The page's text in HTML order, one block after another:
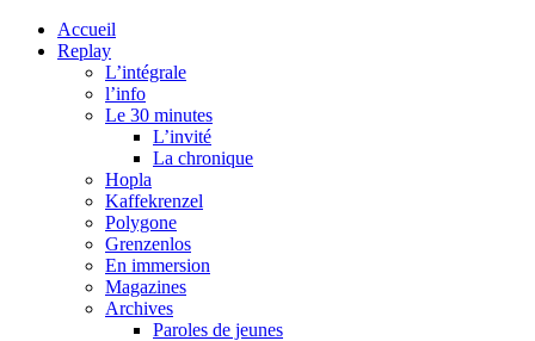
Accueil
Replay
L’intégrale
l’info
Le 30 minutes
L’invité
La chronique
Hopla
Kaffekrenzel
Polygone
Grenzenlos
En immersion
Magazines
Archives
Paroles de jeunes